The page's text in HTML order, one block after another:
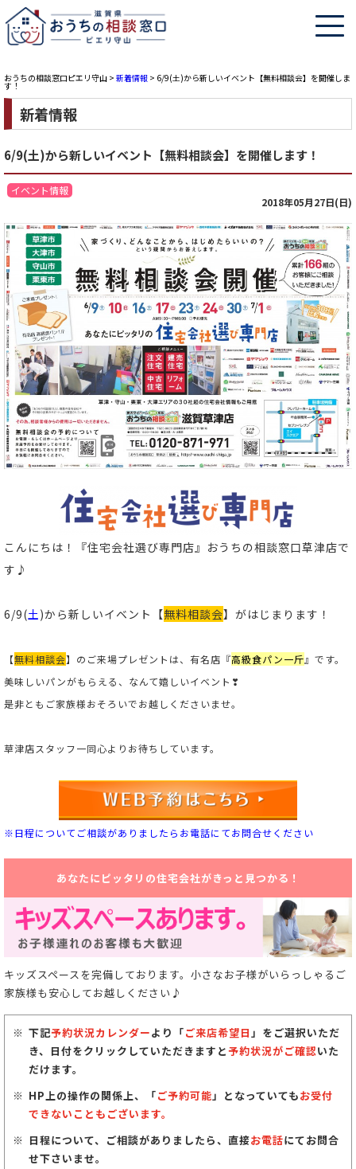
おうちの相談窓口ピエリ守山 > 新着情報 > 6/9(土)から新しいイベント【無料相談会】を開催しま
す！
新着情報
6/9(土)から新しいイベント【無料相談会】を開催します！
イベント情報
2018年05月27日(日)
こんにちは！ 『住宅会社選び専門店』おうちの相談窓口草津店で
す♪
6/9(土)から新しいイベント 【無料相談会】 がはじまります！
【無料相談会】 のご来場プレゼントは、有名店『高級食パン一斤』です。
美味しいパンがもらえる、なんて嬉しいイベント❣
是非ともご家族様おそろいでお越しくださいませ。
草津店スタッフ一同心よりお待ちしています。
※日程についてご相談がありましたらお電話にてお問合せください
あなたにピッタリの住宅会社がきっと見つかる！
キッズスペースを完備しております。小さなお子様がいらっしゃるご
家族様も安心してお越しください♪
下記予約状況カレンダーより「ご来店希望日 」をご選択いただ
き、日付をクリックしていただきますと予約状況がご確認いた
だけます。
HP上の操作の関係上、「ご予約可能 」となっていてもお受付
できないこともございます。
日程について、ご相談がありましたら、直接お電話にてお問合
せ下さいませ。